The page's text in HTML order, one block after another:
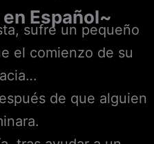
en Español~
sufre un pequeño
el comienzo de su
de que alguien